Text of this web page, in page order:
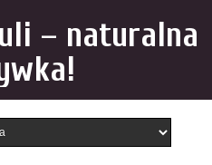
– naturalna